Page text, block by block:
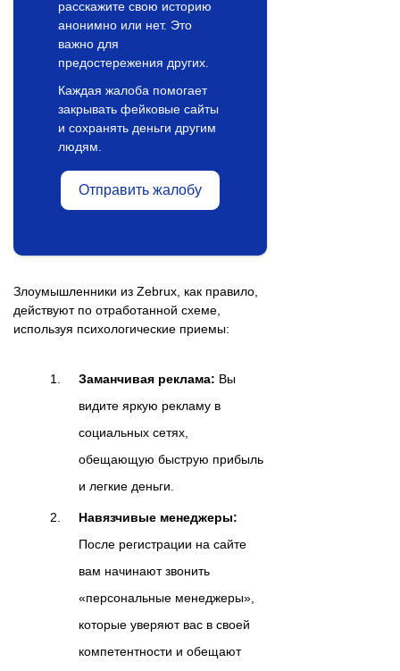
расскажите свою историю
анонимно или нет. Это
важно для
предостережения других.
Каждая жалоба помогает
закрывать фейковые сайты
и сохранять деньги другим
людям.
Отправить жалобу
Злоумышленники из Zebrux, как правило,
действуют по отработанной схеме,
используя психологические приемы:
Заманчивая реклама: Вы
видите яркую рекламу в
социальных сетях,
обещающую быструю прибыль
и легкие деньги.
Навязчивые менеджеры:
После регистрации на сайте
вам начинают звонить
«персональные менеджеры»,
которые уверяют вас в своей
компетентности и обещают